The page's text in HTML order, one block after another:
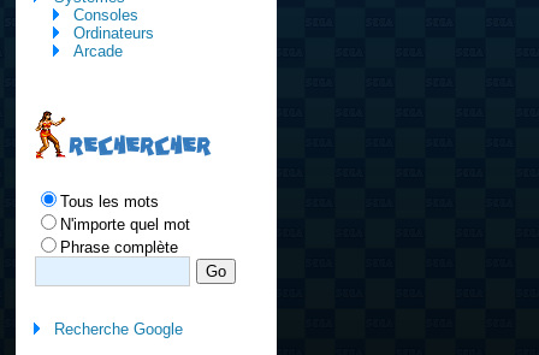
Consoles
Ordinateurs
Arcade
RECHERCHER
Tous les mots
N'importe quel mot
Phrase complète
Recherche Google